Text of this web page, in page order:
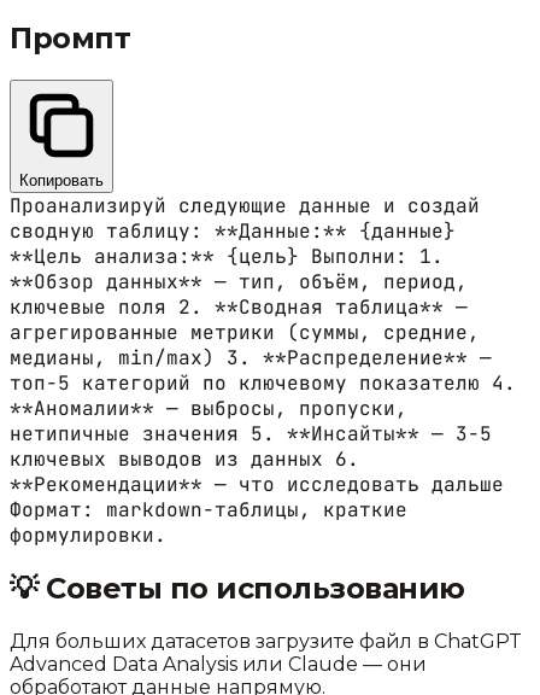
Промпт
Копировать
Проанализируй следующие данные и создай
сводную таблицу: **Данные:** {данные}
**Цель анализа:** {цель} Выполни: 1.
**Обзор данных** — тип, объём, период,
ключевые поля 2. **Сводная таблица** —
агрегированные метрики (суммы, средние,
медианы, min/max) 3. **Распределение** —
топ-5 категорий по ключевому показателю 4.
**Аномалии** — выбросы, пропуски,
нетипичные значения 5. **Инсайты** — 3-5
ключевых выводов из данных 6.
**Рекомендации** — что исследовать дальше
Формат: markdown-таблицы, краткие
формулировки.
💡Советы по использованию
Для больших датасетов загрузите файл в ChatGPT
Advanced Data Analysis или Claude — они
обработают данные напрямую.